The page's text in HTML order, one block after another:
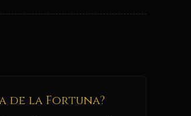
de la Fortuna?